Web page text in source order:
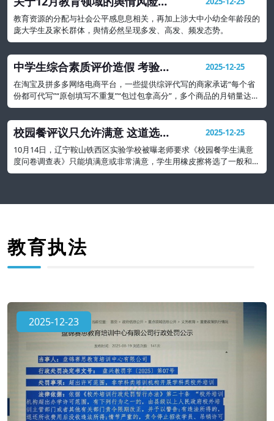
判及处置建议
教育资源的分配与社会公平感息息相关，再加上涉大中小幼全年龄段的
庞大学生及家长群体，舆情必然呈现多发、高发、频发态势。
中学生综合素质评价造假 考验社
会诚信与契约精神
2025-12-25
在淘宝及拼多多网络电商平台，一些提供综评代写的商家承诺“每个省
份都可代写”“原创填写不重复”“包过包拿高分”，多个商品的月销量达
500多份，形成一种产业
校园餐评议只允许满意 这道选择
题吃相太难看
2025-12-25
10月14日，辽宁鞍山铁西区实验学校被曝老师要求《校园餐学生满意
度问卷调查表》只能填满意或非常满意，学生用橡皮擦将选了一般和不
满意的都擦掉。
教育执法
2025-12-23